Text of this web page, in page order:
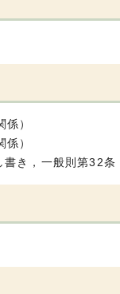
）
）
き，一般則第32条